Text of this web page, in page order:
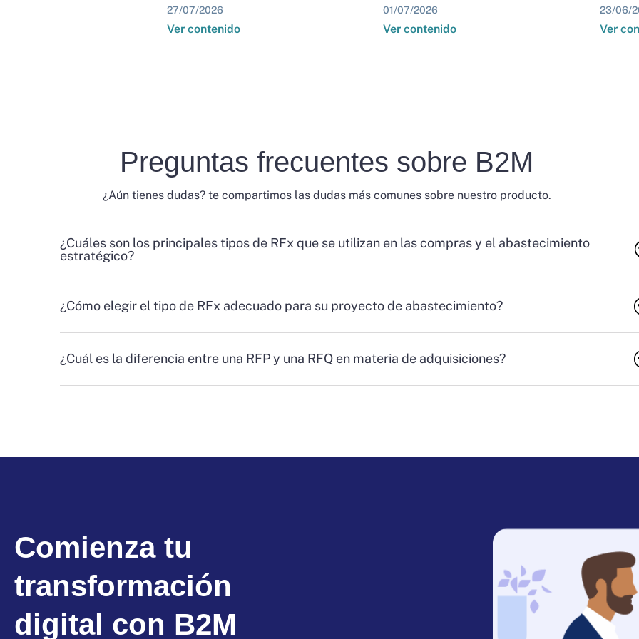
27/07/2026
Ver contenido
01/07/2026
Ver contenido
23/06/
Ver
Preguntas frecuentes sobre B2M
¿Aún tienes dudas? te compartimos las dudas más comunes sobre nuestro producto.
¿Cuáles son los principales tipos de RFx que se utilizan en las compras y el abastecimiento
estratégico?
¿Cómo elegir el tipo de RFx adecuado para su proyecto de abastecimiento?
¿Cuál es la diferencia entre una RFP y una RFQ en materia de adquisiciones?
Comienza tu
transformación
digital con B2M